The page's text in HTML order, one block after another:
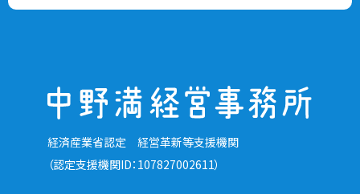
経済産業省認定 経営革新等支援機関
（認定支援機関ID：107827002611）